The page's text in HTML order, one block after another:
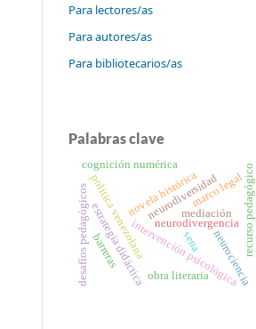
Para lectores/as
Para autores/as
Para bibliotecarios/as
Palabras clave
intervención psicológica
política venezolana neurodivergencia
neurodiversidad
neurociencia
mediación recurso pedagógico
estrategia didáctica
novela histórica
obra literaria
sena
cognición numérica
desafíos pedagógicos marco legal
barreras